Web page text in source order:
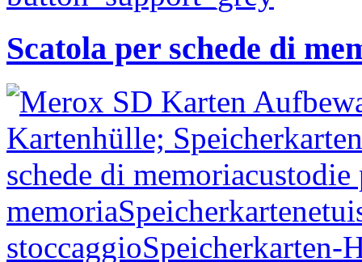
Scatola per schede di